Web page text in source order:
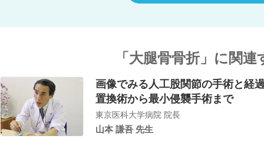
「大腿骨骨折」に関
画像でみる人工股関節の手術と
置換術から最小侵襲手術まで
東京医科大学病院 院長
山本 謙吾 先生